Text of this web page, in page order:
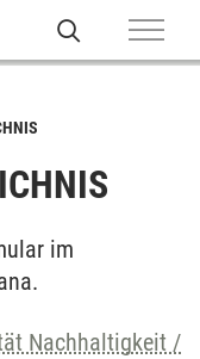
im
Nachhaltigkeit /